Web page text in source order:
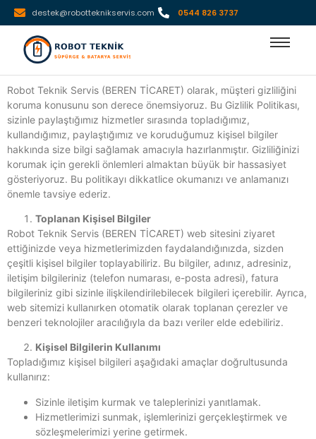
destek@robotteknikservis.com 0544 826 3737
Robot Teknik Servis (BEREN TİCARET) olarak, müşteri gizliliğini
koruma konusunu son derece önemsiyoruz. Bu Gizlilik Politikası,
sizinle paylaştığımız hizmetler sırasında topladığımız,
kullandığımız, paylaştığımız ve koruduğumuz kişisel bilgiler
hakkında size bilgi sağlamak amacıyla hazırlanmıştır. Gizliliğinizi
korumak için gerekli önlemleri almaktan büyük bir hassasiyet
gösteriyoruz. Bu politikayı dikkatlice okumanızı ve anlamanızı
önemle tavsiye ederiz.
Toplanan Kişisel Bilgiler
Robot Teknik Servis (BEREN TİCARET) web sitesini ziyaret
ettiğinizde veya hizmetlerimizden faydalandığınızda, sizden
çeşitli kişisel bilgiler toplayabiliriz. Bu bilgiler, adınız, adresiniz,
iletişim bilgileriniz (telefon numarası, e-posta adresi), fatura
bilgileriniz gibi sizinle ilişkilendirilebilecek bilgileri içerebilir. Ayrıca,
web sitemizi kullanırken otomatik olarak toplanan çerezler ve
benzeri teknolojiler aracılığıyla da bazı veriler elde edebiliriz.
Kişisel Bilgilerin Kullanımı
Topladığımız kişisel bilgileri aşağıdaki amaçlar doğrultusunda
kullanırız:
Sizinle iletişim kurmak ve taleplerinizi yanıtlamak.
Hizmetlerimizi sunmak, işlemlerinizi gerçekleştirmek ve
sözleşmelerimizi yerine getirmek.